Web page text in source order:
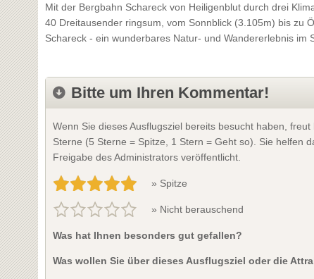
Mit der Bergbahn Schareck von Heiligenblut durch drei
40 Dreitausender ringsum, vom Sonnblick (3.105m) bis zu
Schareck - ein wunderbares Natur- und Wandererlebnis im
Bitte um Ihren Kommentar!
Wenn Sie dieses Ausflugsziel bereits besucht haben,
Sterne (5 Sterne = Spitze, 1 Stern = Geht so). Sie helfen
Freigabe des Administrators veröffentlicht.
» Spitze
» Nicht berauschend
Was hat Ihnen besonders gut gefallen?
Was wollen Sie über dieses Ausflugsziel oder die